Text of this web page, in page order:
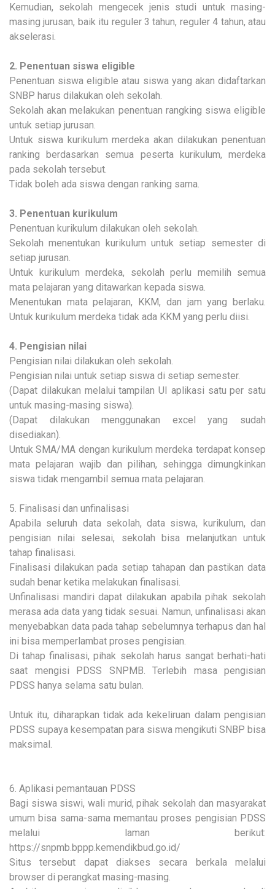
Kemudian, sekolah mengecek jenis studi untuk masing-
masing jurusan, baik itu reguler 3 tahun, reguler 4 tahun, atau
akselerasi.
2. Penentuan siswa eligible
Penentuan siswa eligible atau siswa yang akan didaftarkan
SNBP harus dilakukan oleh sekolah.
Sekolah akan melakukan penentuan rangking siswa eligible
untuk setiap jurusan.
Untuk siswa kurikulum merdeka akan dilakukan penentuan
ranking berdasarkan semua peserta kurikulum, merdeka
pada sekolah tersebut.
Tidak boleh ada siswa dengan ranking sama.
3. Penentuan kurikulum
Penentuan kurikulum dilakukan oleh sekolah.
Sekolah menentukan kurikulum untuk setiap semester di
setiap jurusan.
Untuk kurikulum merdeka, sekolah perlu memilih semua
mata pelajaran yang ditawarkan kepada siswa.
Menentukan mata pelajaran, KKM, dan jam yang berlaku.
Untuk kurikulum merdeka tidak ada KKM yang perlu diisi.
4. Pengisian nilai
Pengisian nilai dilakukan oleh sekolah.
Pengisian nilai untuk setiap siswa di setiap semester.
(Dapat dilakukan melalui tampilan UI aplikasi satu per satu
untuk masing-masing siswa).
(Dapat dilakukan menggunakan excel yang sudah
disediakan).
Untuk SMA/MA dengan kurikulum merdeka terdapat konsep
mata pelajaran wajib dan pilihan, sehingga dimungkinkan
siswa tidak mengambil semua mata pelajaran.
5. Finalisasi dan unfinalisasi
Apabila seluruh data sekolah, data siswa, kurikulum, dan
pengisian nilai selesai, sekolah bisa melanjutkan untuk
tahap finalisasi.
Finalisasi dilakukan pada setiap tahapan dan pastikan data
sudah benar ketika melakukan finalisasi.
Unfinalisasi mandiri dapat dilakukan apabila pihak sekolah
merasa ada data yang tidak sesuai. Namun, unfinalisasi akan
menyebabkan data pada tahap sebelumnya terhapus dan hal
ini bisa memperlambat proses pengisian.
Di tahap finalisasi, pihak sekolah harus sangat berhati-hati
saat mengisi PDSS SNPMB. Terlebih masa pengisian
PDSS hanya selama satu bulan.
Untuk itu, diharapkan tidak ada kekeliruan dalam pengisian
PDSS supaya kesempatan para siswa mengikuti SNBP bisa
maksimal.
6. Aplikasi pemantauan PDSS
Bagi siswa siswi, wali murid, pihak sekolah dan masyarakat
umum bisa sama-sama memantau proses pengisian PDSS
melalui laman berikut:
https://snpmb.bppp.kemendikbud.go.id/
Situs tersebut dapat diakses secara berkala melalui
browser di perangkat masing-masing.